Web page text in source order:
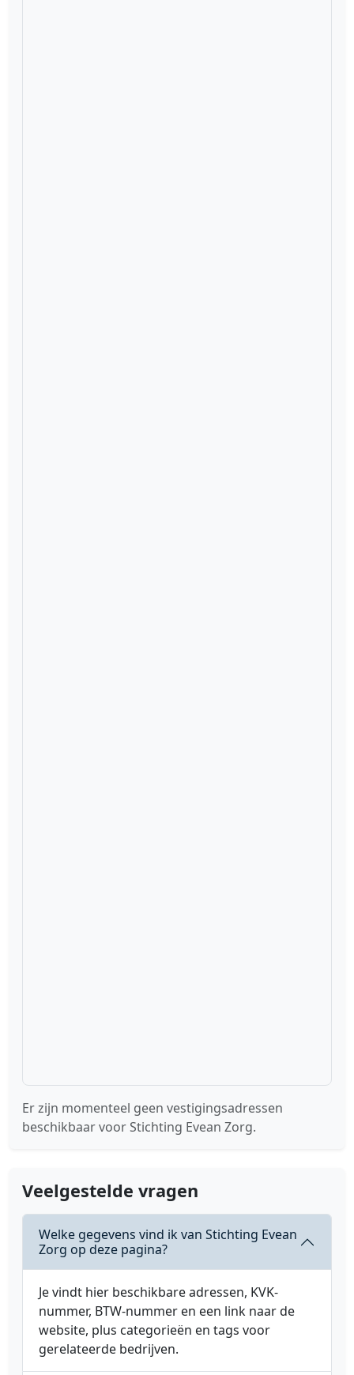
Er zijn momenteel geen vestigingsadressen
beschikbaar voor Stichting Evean Zorg.
Veelgestelde vragen
Welke gegevens vind ik van Stichting Evean
Zorg op deze pagina?
Je vindt hier beschikbare adressen, KVK-
nummer, BTW-nummer en een link naar de
website, plus categorieën en tags voor
gerelateerde bedrijven.